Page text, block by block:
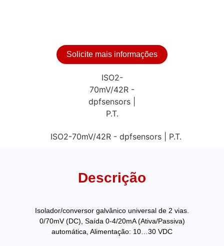
Solicite mais informações
Descrição
Isolador/conversor galvânico universal de 2 vias.
0/70mV (DC), Saída 0-4/20mA (Ativa/Passiva)
automática, Alimentação: 10…30 VDC